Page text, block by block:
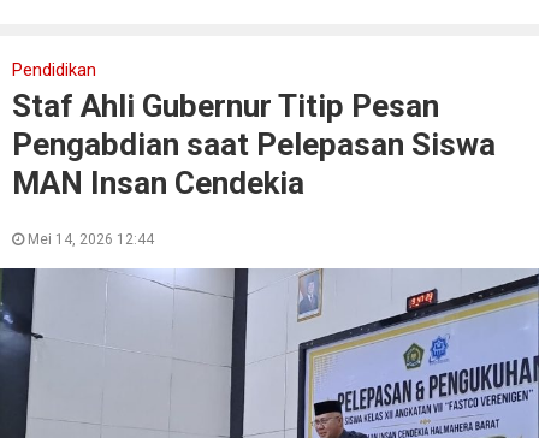
Pendidikan
Staf Ahli Gubernur Titip Pesan
Pengabdian saat Pelepasan Siswa
MAN Insan Cendekia
Mei 14, 2026 12:44